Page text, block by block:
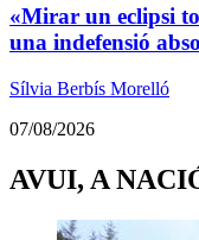
«Mirar un eclipsi
una indefensió
Sílvia Berbís Morelló
07/08/2026
AVUI, A